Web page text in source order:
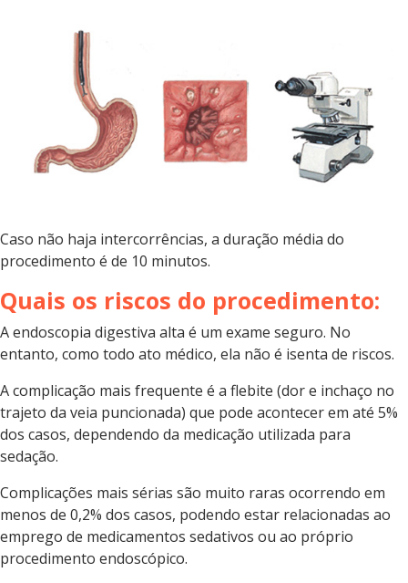
Caso não haja intercorrências, a duração média do
procedimento é de 10 minutos.
Quais os riscos do procedimento:
A endoscopia digestiva alta é um exame seguro. No
entanto, como todo ato médico, ela não é isenta de riscos.
A complicação mais frequente é a flebite (dor e inchaço no
trajeto da veia puncionada) que pode acontecer em até 5%
dos casos, dependendo da medicação utilizada para
sedação.
Complicações mais sérias são muito raras ocorrendo em
menos de 0,2% dos casos, podendo estar relacionadas ao
emprego de medicamentos sedativos ou ao próprio
procedimento endoscópico.